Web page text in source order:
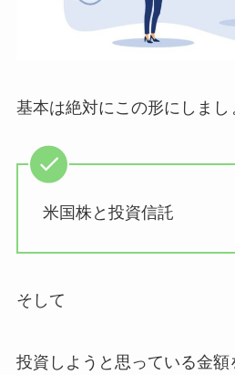
基本は絶対にこの形にしまし
米国株と投資信託
そして
投資しようと思っている金